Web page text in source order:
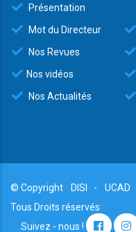
Présentation
Mot du Directeur
Nos Revues
Nos vidéos
Nos Actualités
© Copyright DISI - UCAD
Tous Droits réservés
Suivez - nous !